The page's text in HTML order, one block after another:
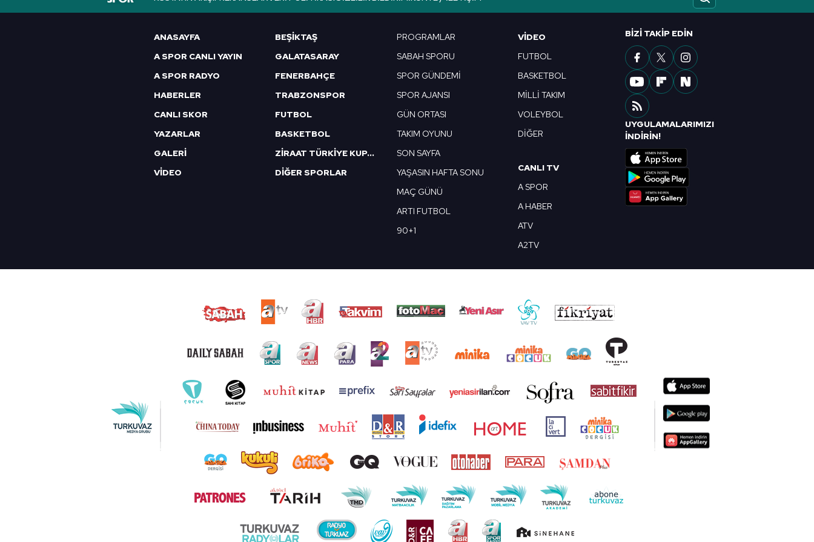
mevzuata uygun olarak kullanılan çerezlerle ilgili bilgi almak için lütfentıklayınız
ANASAYFA
A SPOR CANLI YAYIN
A SPOR RADYO
HABERLER
CANLI SKOR
YAZARLAR
GALERİ
VİDEO
BEŞİKTAŞ
GALATASARAY
FENERBAHÇE
TRABZONSPOR
FUTBOL
BASKETBOL
ZİRAAT TÜRKİYE KUPASI
DİĞER SPORLAR
PROGRAMLAR
SABAH SPORU
SPOR GÜNDEMİ
SPOR AJANSI
GÜN ORTASI
TAKIM OYUNU
SON SAYFA
YAŞASIN HAFTA SONU
MAÇ GÜNÜ
ARTI FUTBOL
90+1
VIDEO
FUTBOL
BASKETBOL
MİLLİ TAKIM
VOLEYBOL
DİĞER
CANLI TV
A SPOR
A HABER
ATV
A2TV
BIZI TAKIP EDIN
UYGULAMALARIMIZI
İNDİRİN!